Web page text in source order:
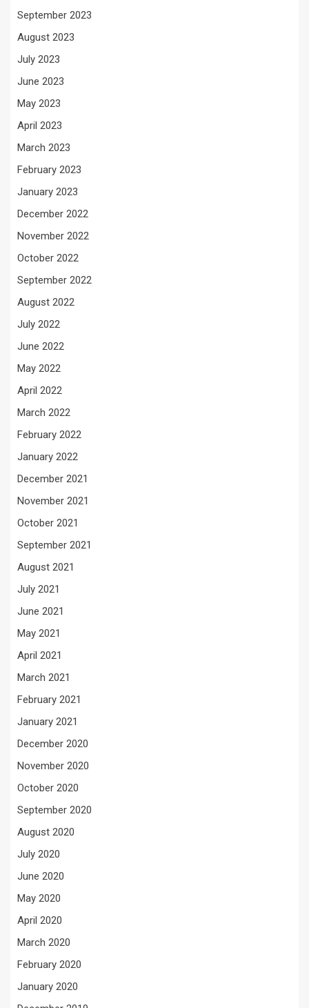
September 2023
August 2023
July 2023
June 2023
May 2023
April 2023
March 2023
February 2023
January 2023
December 2022
November 2022
October 2022
September 2022
August 2022
July 2022
June 2022
May 2022
April 2022
March 2022
February 2022
January 2022
December 2021
November 2021
October 2021
September 2021
August 2021
July 2021
June 2021
May 2021
April 2021
March 2021
February 2021
January 2021
December 2020
November 2020
October 2020
September 2020
August 2020
July 2020
June 2020
May 2020
April 2020
March 2020
February 2020
January 2020